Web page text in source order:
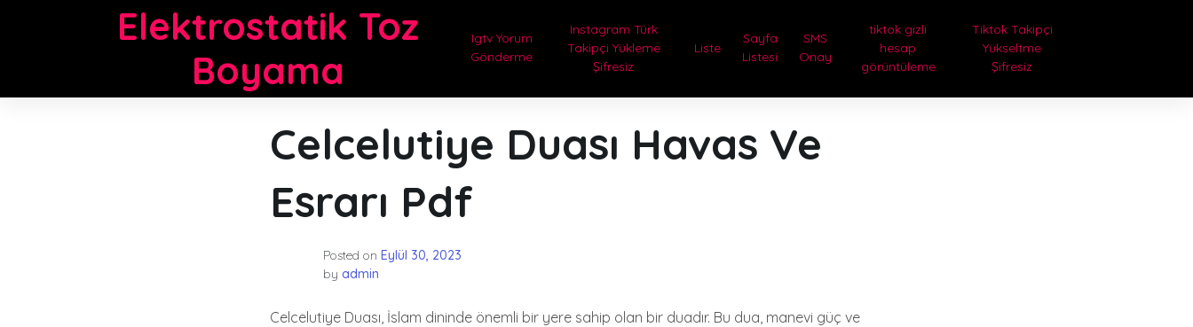
Elektrostatik Toz
Boyama
Igtv Yorum
Gönderme
Instagram Türk
Takipçi Yükleme
Şifresiz
Liste
Sayfa
Listesi
SMS
Onay
tiktok gizli
hesap
görüntüleme
Tiktok Takipçi
Yükseltme
Şifresiz
Celcelutiye Duası Havas Ve
Esrarı Pdf
Posted on Eylül 30, 2023
by admin
Celcelutiye Duası, İslam dininde önemli bir yere sahip olan bir duadır. Bu dua, manevi güç ve